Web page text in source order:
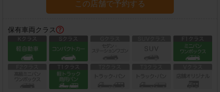
この店舗で予約する
保有車両クラス